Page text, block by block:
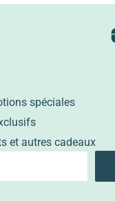
spéciales
et autres cadeaux